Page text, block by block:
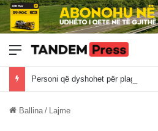
Meny
Ballina / Lajme